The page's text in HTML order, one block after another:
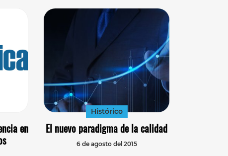
en
Histórico
El nuevo paradigma de la calidad
6 de agosto del 2015